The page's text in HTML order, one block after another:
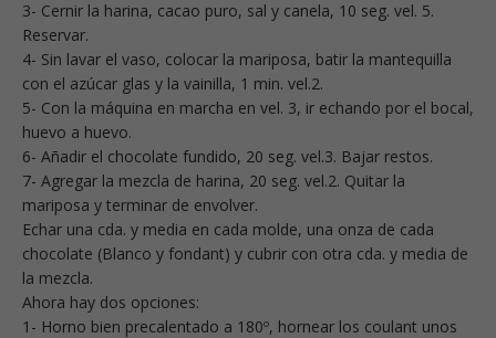
3- Cernir la harina, cacao puro, sal y canela, 10 seg. vel. 5.
Reservar.
4- Sin lavar el vaso, colocar la mariposa, batir la mantequilla
con el azúcar glas y la vainilla, 1 min. vel.2.
5- Con la máquina en marcha en vel. 3, ir echando por el bocal,
huevo a huevo.
6- Añadir el chocolate fundido, 20 seg. vel.3. Bajar restos.
7- Agregar la mezcla de harina, 20 seg. vel.2. Quitar la
mariposa y terminar de envolver.
Echar una cda. y media en cada molde, una onza de cada
chocolate (Blanco y fondant) y cubrir con otra cda. y media de
la mezcla.
Ahora hay dos opciones:
1- Horno bien precalentado a 180º, hornear los coulant unos